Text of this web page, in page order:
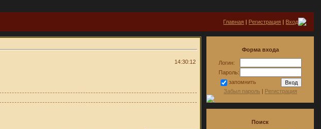
Главная | Регистрация | Вход
14:30:12
Форма входа
Логин:
Пароль:
запомнить
Забыл пароль | Регистрация
Поиск